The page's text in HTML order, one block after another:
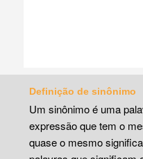
Definição de sinônimo
Um sinônimo é uma
expressão que tem o
quase o mesmo